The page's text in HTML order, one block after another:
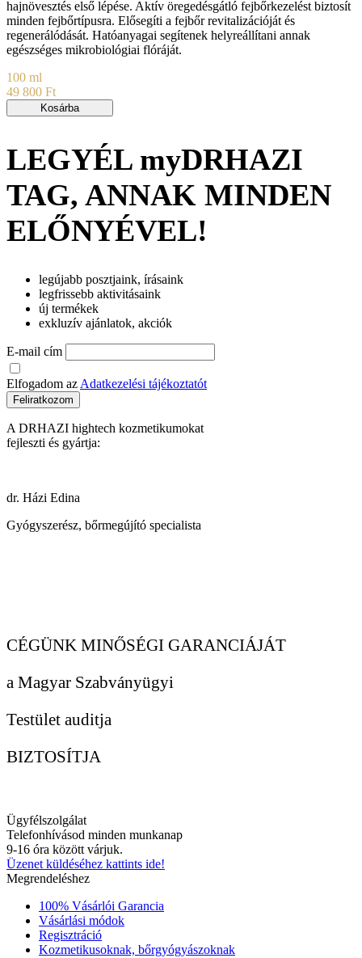
hajnövesztés első lépése. Aktív öregedésgátló fejbőrkezelést biztosít
minden fejbőrtípusra. Elősegíti a fejbőr revitalizációját és
regenerálódását. Hatóanyagai segítenek helyreállítani annak
egészséges mikrobiológiai flóráját.
100 ml
49 800 Ft
Kosárba
LEGYÉL myDRHAZI
TAG, ANNAK MINDEN
ELŐNYÉVEL!
legújabb posztjaink, írásaink
legfrissebb aktivitásaink
új termékek
exkluzív ajánlatok, akciók
E-mail cím
Elfogadom az Adatkezelési tájékoztatót
Feliratkozom
A DRHAZI hightech kozmetikumokat
fejleszti és gyártja:
dr. Házi Edina
Gyógyszerész, bőrmegújító specialista
CÉGÜNK MINŐSÉGI GARANCIÁJÁT
a Magyar Szabványügyi
Testület auditja
BIZTOSÍTJA
Ügyfélszolgálat
Telefonhívásod minden munkanap
9-16 óra között várjuk.
Üzenet küldéséhez kattints ide!
Megrendeléshez
100% Vásárlói Garancia
Vásárlási módok
Regisztráció
Kozmetikusoknak, bőrgyógyászoknak